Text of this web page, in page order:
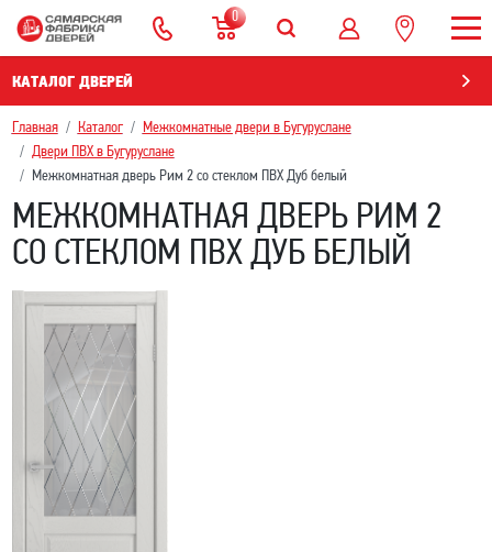
0
КАТАЛОГ ДВЕРЕЙ
Главная Каталог
Межкомнатные двери в Бугуруслане
Двери ПВХ в Бугуруслане
Межкомнатная дверь Рим 2 со стеклом ПВХ Дуб белый
МЕЖКОМНАТНАЯ ДВЕРЬ РИМ 2
СО СТЕКЛОМ ПВХ ДУБ БЕЛЫЙ